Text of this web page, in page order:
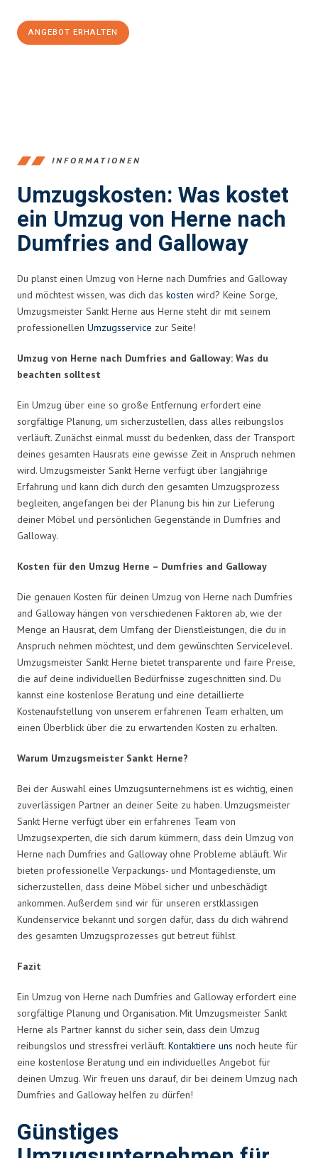
ANGEBOT ERHALTEN
INFORMATIONEN
Umzugskosten: Was kostet
ein Umzug von Herne nach
Dumfries and Galloway
Du planst einen Umzug von Herne nach Dumfries and Galloway
und möchtest wissen, was dich das kosten wird? Keine Sorge,
Umzugsmeister Sankt Herne aus Herne steht dir mit seinem
professionellen Umzugsservice zur Seite!
Umzug von Herne nach Dumfries and Galloway: Was du
beachten solltest
Ein Umzug über eine so große Entfernung erfordert eine
sorgfältige Planung, um sicherzustellen, dass alles reibungslos
verläuft. Zunächst einmal musst du bedenken, dass der Transport
deines gesamten Hausrats eine gewisse Zeit in Anspruch nehmen
wird. Umzugsmeister Sankt Herne verfügt über langjährige
Erfahrung und kann dich durch den gesamten Umzugsprozess
begleiten, angefangen bei der Planung bis hin zur Lieferung
deiner Möbel und persönlichen Gegenstände in Dumfries and
Galloway.
Kosten für den Umzug Herne – Dumfries and Galloway
Die genauen Kosten für deinen Umzug von Herne nach Dumfries
and Galloway hängen von verschiedenen Faktoren ab, wie der
Menge an Hausrat, dem Umfang der Dienstleistungen, die du in
Anspruch nehmen möchtest, und dem gewünschten Servicelevel.
Umzugsmeister Sankt Herne bietet transparente und faire Preise,
die auf deine individuellen Bedürfnisse zugeschnitten sind. Du
kannst eine kostenlose Beratung und eine detaillierte
Kostenaufstellung von unserem erfahrenen Team erhalten, um
einen Überblick über die zu erwartenden Kosten zu erhalten.
Warum Umzugsmeister Sankt Herne?
Bei der Auswahl eines Umzugsunternehmens ist es wichtig, einen
zuverlässigen Partner an deiner Seite zu haben. Umzugsmeister
Sankt Herne verfügt über ein erfahrenes Team von
Umzugsexperten, die sich darum kümmern, dass dein Umzug von
Herne nach Dumfries and Galloway ohne Probleme abläuft. Wir
bieten professionelle Verpackungs- und Montagedienste, um
sicherzustellen, dass deine Möbel sicher und unbeschädigt
ankommen. Außerdem sind wir für unseren erstklassigen
Kundenservice bekannt und sorgen dafür, dass du dich während
des gesamten Umzugsprozesses gut betreut fühlst.
Fazit
Ein Umzug von Herne nach Dumfries and Galloway erfordert eine
sorgfältige Planung und Organisation. Mit Umzugsmeister Sankt
Herne als Partner kannst du sicher sein, dass dein Umzug
reibungslos und stressfrei verläuft. Kontaktiere uns noch heute für
eine kostenlose Beratung und ein individuelles Angebot für
deinen Umzug. Wir freuen uns darauf, dir bei deinem Umzug nach
Dumfries and Galloway helfen zu dürfen!
Günstiges